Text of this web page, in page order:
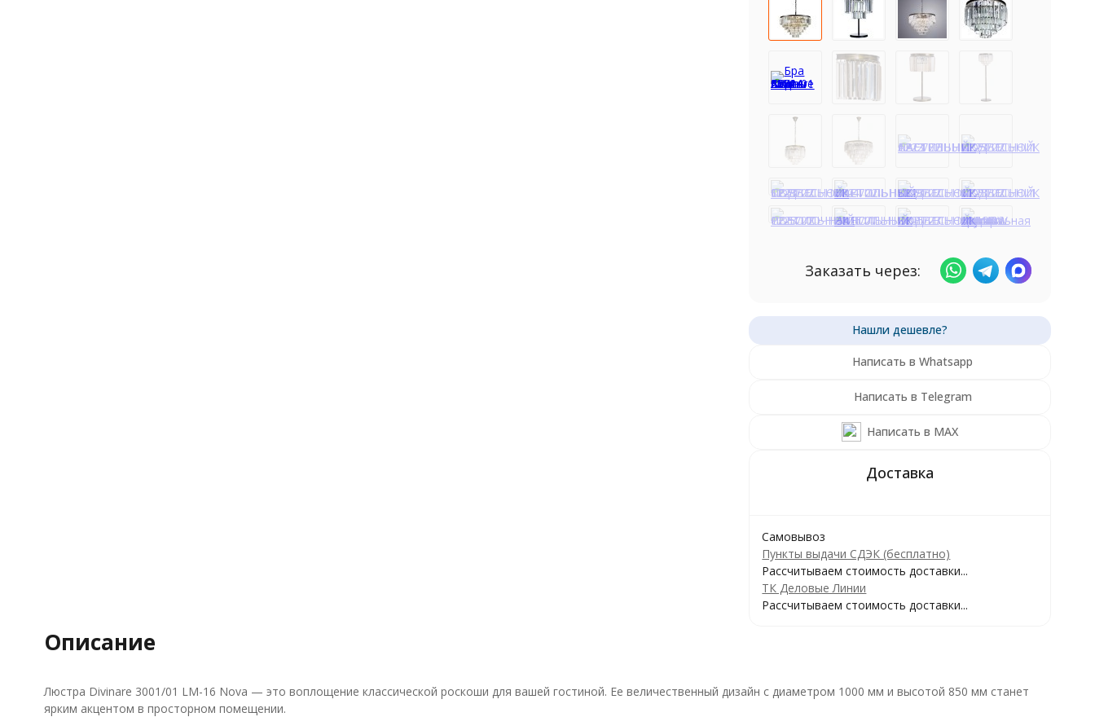
Заказать через:
Написать в Whatsapp
Написать в Telegram
Написать в MAX
Самовывоз
Пункты выдачи СДЭК (бесплатно)
Рассчитываем стоимость доставки...
ТК Деловые Линии
Рассчитываем стоимость доставки...
Описание
Люстра Divinare 3001/01 LM-16 Nova — это воплощение классической роскоши для вашей гостиной. Ее величественный дизайн с диаметром 1000 мм и высотой 850 мм станет
ярким акцентом в просторном помещении.